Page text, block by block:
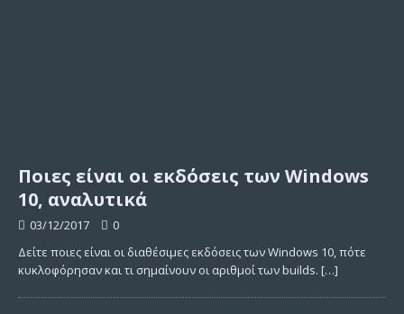
Ποιες είναι οι εκδόσεις των Windows
10, αναλυτικά
03/12/2017
0
Δείτε ποιες είναι οι διαθέσιμες εκδόσεις των Windows 10, πότε
κυκλοφόρησαν και τι σημαίνουν οι αριθμοί των builds. […]